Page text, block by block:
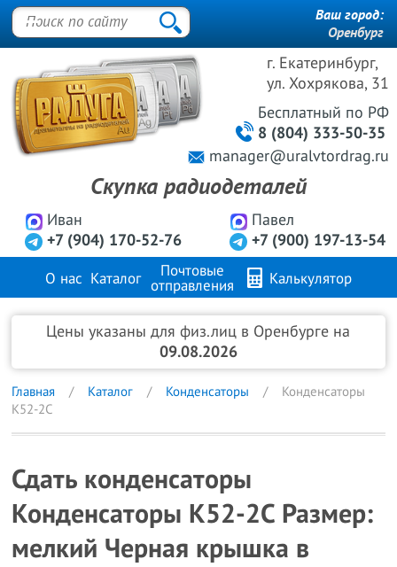
г. Екатеринбург,
ул. Хохрякова, 31
Иван
+7 (904) 170-52-76
Павел
+7 (900) 197-13-54
Бесплатный по РФ
8 (804) 333-50-35
manager@uralvtordrag.ru
Скупка радиодеталей
Ваш город:
Оренбург
О нас Каталог
Почтовые
отправления
Калькулятор
Продажа металлов Контакты
Цены указаны для физ.лиц в Оренбурге на
09.08.2026
Главная Каталог Конденсаторы
Конденсаторы
К52-2С
Сдать конденсаторы
Конденсаторы К52-2С Размер:
мелкий Черная крышка в